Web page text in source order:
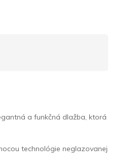
a funkčná dlažba, ktorá
technológie neglazovanej